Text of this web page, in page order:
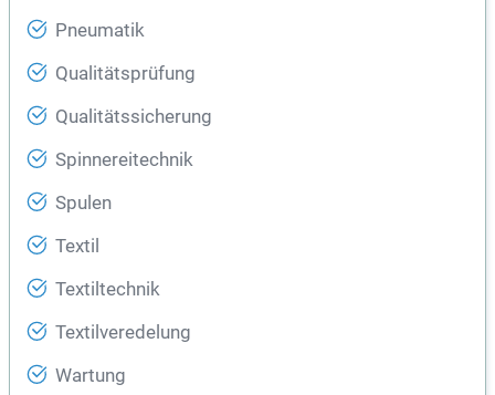
Pneumatik
Qualitätsprüfung
Qualitätssicherung
Spinnereitechnik
Spulen
Textil
Textiltechnik
Textilveredelung
Wartung